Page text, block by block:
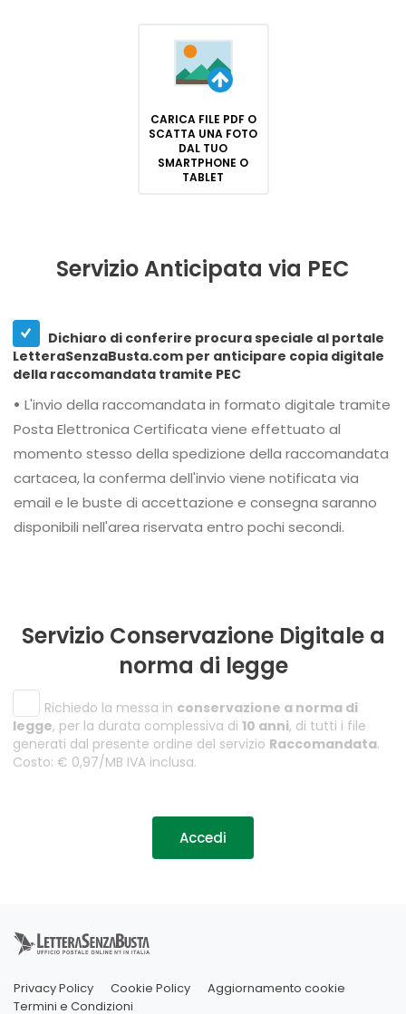
CARICA FILE PDF O
SCATTA UNA FOTO
DAL TUO
SMARTPHONE O
TABLET
Servizio Anticipata via PEC
Dichiaro di conferire procura speciale al portale
LetteraSenzaBusta.com per anticipare copia digitale
della raccomandata tramite PEC
• L'invio della raccomandata in formato digitale tramite
Posta Elettronica Certificata viene effettuato al
momento stesso della spedizione della raccomandata
cartacea, la conferma dell'invio viene notificata via
email e le buste di accettazione e consegna saranno
disponibili nell'area riservata entro pochi secondi.
Servizio Conservazione Digitale a
norma di legge
Richiedo la messa in conservazione a norma di
legge, per la durata complessiva di 10 anni, di tutti i file
generati dal presente ordine del servizio Raccomandata.
Costo: € 0,97/MB IVA inclusa.
Accedi
Privacy Policy Cookie Policy
Aggiornamento cookie
Termini e Condizioni